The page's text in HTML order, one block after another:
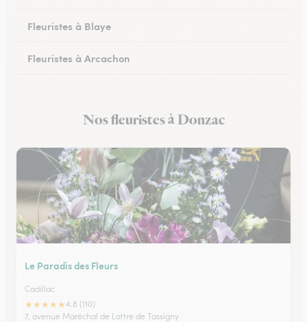
Fleuristes à Blaye
Fleuristes à Arcachon
Fleuristes à PessacNos fleuristes à Donzac
Le Paradis des Fleurs
Cadillac
★★★★★4.8 (110)
7, avenue Maréchal de Lattre de Tassigny